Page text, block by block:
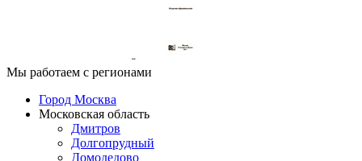
Мы работаем с регионами
Город Москва
Московская область
Дмитров
Долгопрудный
Домодедово